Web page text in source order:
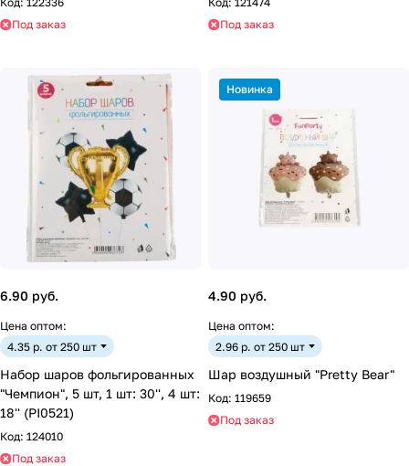
Под заказ
Под заказ
6.90 руб.
Цена оптом:
4.35 р. от 250 шт
Набор шаров фольгированных
"Чемпион", 5 шт, 1 шт: 30'', 4 шт:
18'' (PI0521)
Код: 124010
Под заказ
Новинка
4.90 руб.
Цена оптом:
2.96 р. от 250 шт
Шар воздушный "Pretty Bear"
Код: 119659
Под заказ